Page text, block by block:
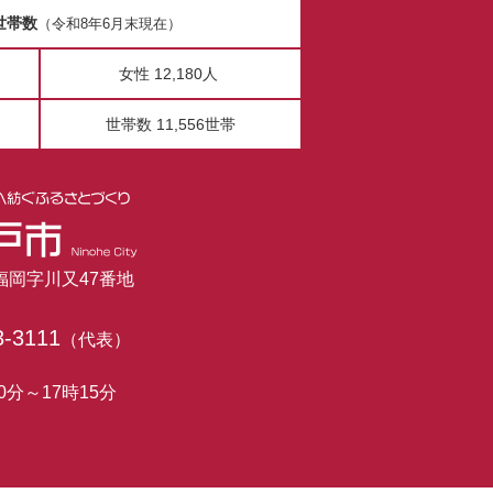
帯数（令和8年6月末現在）
女性 12,180人
世帯数 11,556世帯
字川又47番地
3111 （代表）
分～17時15分